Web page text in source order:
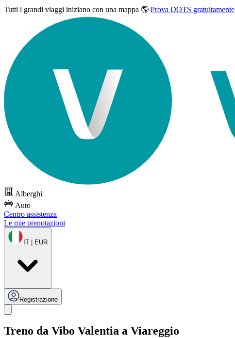
Tutti i grandi viaggi iniziano con una mappa 🌎 Prova DOTS gratuitamente
Alberghi
Auto
Centro assistenza
Le mie prenotazioni
IT | EUR
Registrazione
Treno da Vibo Valentia a Viareggio